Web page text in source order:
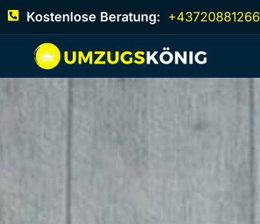
Kostenlose Beratung: +43720881266